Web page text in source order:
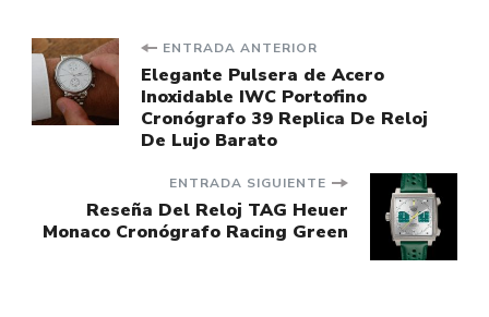
Navegación
de
entradas
ENTRADA ANTERIOR
Elegante Pulsera de Acero
Inoxidable IWC Portofino
Cronógrafo 39 Replica De Reloj
De Lujo Barato
ENTRADA SIGUIENTE
Reseña Del Reloj TAG Heuer
Monaco Cronógrafo Racing Green